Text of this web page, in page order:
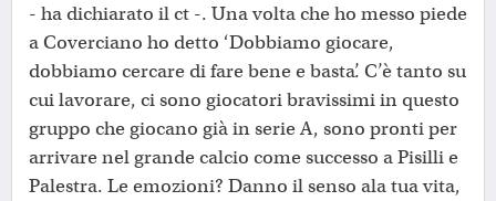
- ha dichiarato il ct -. Una volta che ho messo piede
a Coverciano ho detto ‘Dobbiamo giocare,
dobbiamo cercare di fare bene e basta’. C’è tanto su
cui lavorare, ci sono giocatori bravissimi in questo
gruppo che giocano già in serie A, sono pronti per
arrivare nel grande calcio come successo a Pisilli e
Palestra. Le emozioni? Danno il senso ala tua vita,